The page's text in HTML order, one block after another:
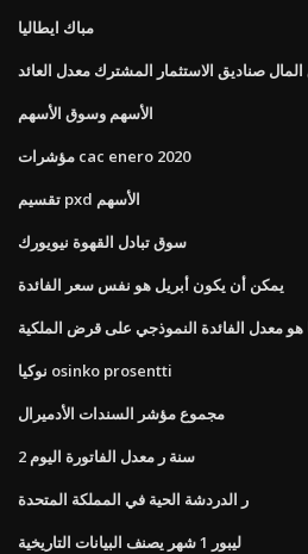
مباك ايطاليا
صناديق الاستثمار المشترك معدل العائد
الأسهم وسوق الأسهم
مؤشرات cac enero 2020
تقسيم pxd الأسهم
سوق تبادل القهوة نيويورك
يمكن أن يكون أبريل هو نفس سعر الفائدة
هو معدل الفائدة النموذجي على قرض الملكية
نوكيا osinko prosentti
مجموع مؤشر السندات الأدميرال
2 سنة ر معدل الفاتورة اليوم
ر الدردشة الحية في المملكة المتحدة
ليبور 1 شهر يصنف البيانات التاريخية